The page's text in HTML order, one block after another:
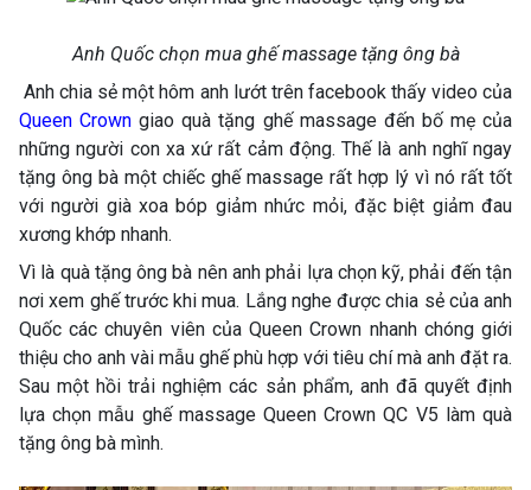
Anh Quốc chọn mua ghế massage tặng ông bà
Anh chia sẻ một hôm anh lướt trên facebook thấy video của
Queen Crown giao quà tặng ghế massage đến bố mẹ của
những người con xa xứ rất cảm động. Thế là anh nghĩ ngay
tặng ông bà một chiếc ghế massage rất hợp lý vì nó rất tốt
với người già xoa bóp giảm nhức mỏi, đặc biệt giảm đau
xương khớp nhanh.
Vì là quà tặng ông bà nên anh phải lựa chọn kỹ, phải đến tận
nơi xem ghế trước khi mua. Lắng nghe được chia sẻ của anh
Quốc các chuyên viên của Queen Crown nhanh chóng giới
thiệu cho anh vài mẫu ghế phù hợp với tiêu chí mà anh đặt ra.
Sau một hồi trải nghiệm các sản phẩm, anh đã quyết định
lựa chọn mẫu ghế massage Queen Crown QC V5 làm quà
tặng ông bà mình.